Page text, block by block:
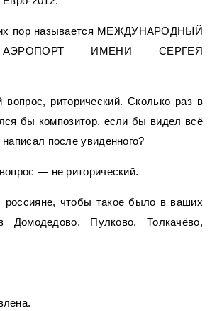
пор называется МЕЖДУНАРОДНЫЙ
ИМЕНИ СЕРГЕЯ
риторический. Сколько раз в
бы композитор, если бы видел всё
после увиденного?
— не риторический.
чтобы такое было в ваших
Домодедово, Пулково, Толкачёво,